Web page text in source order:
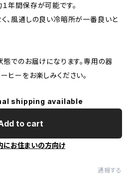
年間保存が可能です。
、風通しの良い冷暗所が一番良いと
態でのお届けになります。専用の器
ヒーをお楽しみください。
shipping available
to cart
にお住まいの方向け
通報する